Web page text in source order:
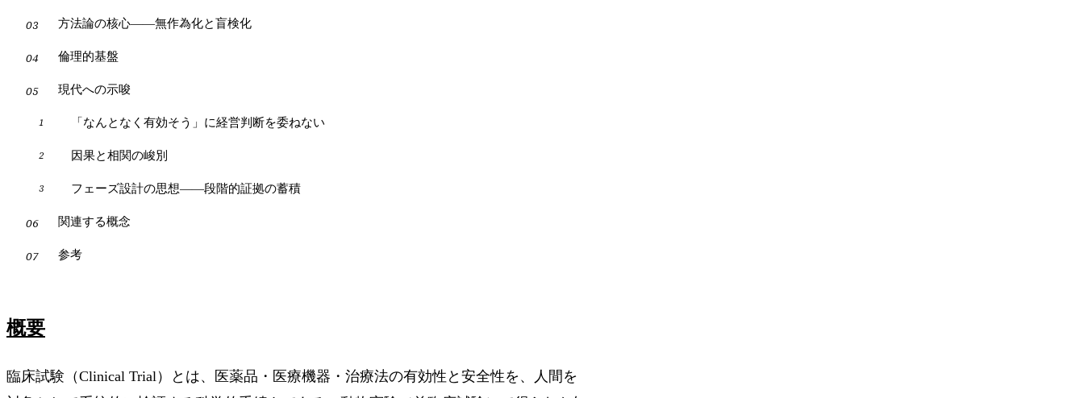
方法論の核心——無作為化と盲検化
倫理的基盤
現代への示唆
「なんとなく有効そう」に経営判断を委ねない
因果と相関の峻別
フェーズ設計の思想——段階的証拠の蓄積
関連する概念
参考
概要
臨床試験（Clinical Trial）とは、医薬品・医療機器・治療法の有効性と安全性を、人間を